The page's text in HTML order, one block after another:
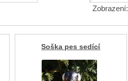
Zobrazení:
Soška pes sedící